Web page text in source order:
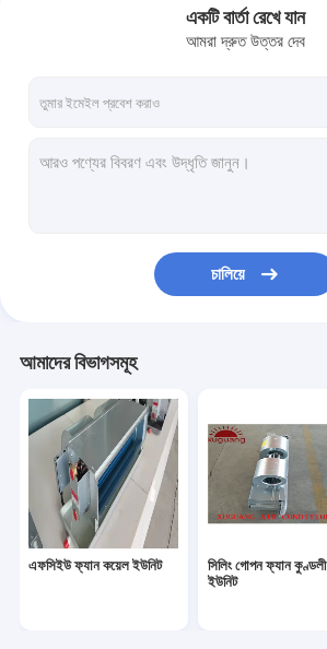
একটি বার্তা রেখে যান
আমরা দ্রুত উত্তর দেব
চালিয়ে
আমাদের বিভাগসমূহ
এফসিইউ ফ্যান কয়েল ইউনিট
সিলিং গোপন ফ্যান কুণ্ডলী
ইউনিট